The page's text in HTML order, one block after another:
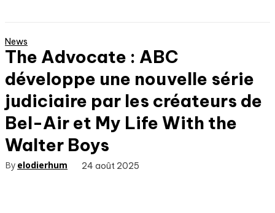
News
The Advocate : ABC
développe une nouvelle série
judiciaire par les créateurs de
Bel-Air et My Life With the
Walter Boys
By elodierhum 24 août 2025